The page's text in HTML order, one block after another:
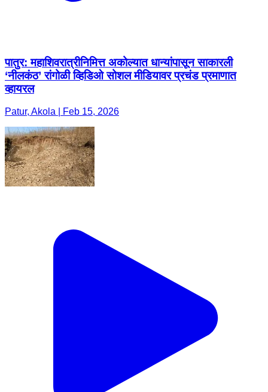
पातुर: महाशिवरात्रीनिमित्त अकोल्यात धान्यांपासून साकारली
‘नीलकंठ’ रांगोळी व्हिडिओ सोशल मीडियावर प्रचंड प्रमाणात
व्हायरल
Patur, Akola | Feb 15, 2026